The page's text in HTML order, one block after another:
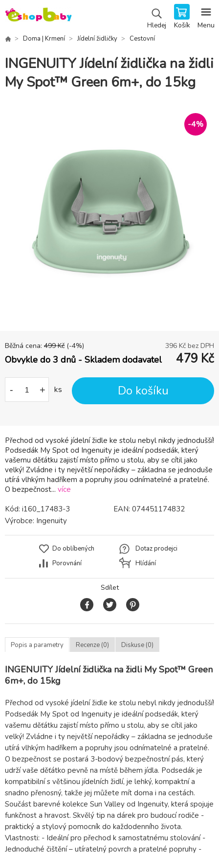
Hledej Košík Menu
Doma | Krmení Jídelní židličky Cestovní
INGENUITY Jídelní židlička na židli
My Spot™ Green 6m+, do 15kg
-4%
Přechod od vysoké jídelní židle ke stolu nebyl nikdy jednodušší!
Podsedák My Spot od Ingenuity je ideální podsedák, který
vašemu děťátku zajistí místo přímo u stolu, aby se cítil jako
velký! Zvládne i ty největší nepořádky – základna se jednoduše
utírá vlhkým hadříkem a popruhy jsou odnímatelné a pratelné.
O bezpečnost... více
Běžná cena: 499 Kč (-4%) 396 Kč bez DPH
Obvykle do 3 dnů - Skladem dodavatel 479 Kč
- + ks Do košíku
Kód: i160_17483-3 EAN: 074451174832
Výrobce: Ingenuity
Do oblíbených
Porovnání
Dotaz prodejci
Hlídání
Sdílet
Popis a parametry Recenze (0) Diskuse (0)
INGENUITY Jídelní židlička na židli My Spot™ Green
6m+, do 15kg
Přechod od vysoké jídelní židle ke stolu nebyl nikdy jednodušší!
Podsedák My Spot od Ingenuity je ideální podsedák, který
vašemu děťátku zajistí místo přímo u stolu, aby se cítil jako
velký! Zvládne i ty největší nepořádky – základna se jednoduše
utírá vlhkým hadříkem a popruhy jsou odnímatelné a pratelné.
O bezpečnost se postará 3-bodový bezpečnostní pás, který
udrží vaše děťátko pevně na místě během jídla. Podsedák je
kompatibilní s většinou jídelních židlí, je lehký, kompaktní a
snadno přenosný, takže jej můžete mít doma i na cestách.
Součást barevné kolekce Sun Valley od Ingenuity, která spojuje
funkčnost a hravost. Skvělý tip na dárek pro budoucí rodiče -
praktický a stylový pomocník do každodenního života.
Vlastnosti: - Ideální pro přechod k samostatnému stolování -
Jednoduché čištění – utíratelný povrch a pratelné popruhy -